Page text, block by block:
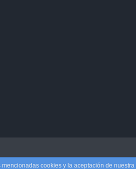
cookies y la aceptación de nuestra